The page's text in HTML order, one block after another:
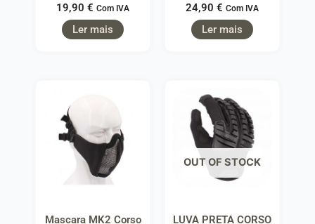
19,90 € Com IVA
Ler mais
24,90 € Com IVA
Ler mais
Mascara MK2 Corso
OUT OF STOCK
LUVA PRETA CORSO